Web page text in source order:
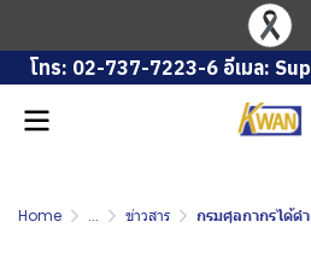
โทร: 02-737-7223-6 อีเมล:
Home ... ข่าวสาร กรมศุลกากรได้ดำเนินการปรับปรุง